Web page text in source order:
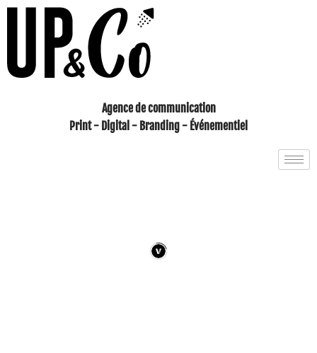
contenu
Agence de communication
Print - Digital - Branding - Événementiel